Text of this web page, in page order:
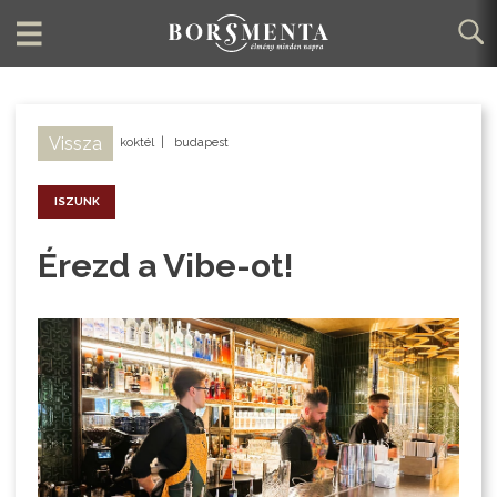
Vissza koktél budapest
ISZUNK
Érezd a Vibe-ot!